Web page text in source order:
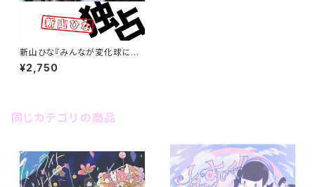
新山ひな『みんなが変化球に走
るので、私、アイドルを独占させ
てもらいます。』(1stAlbum)
¥2,750
同じカテゴリの商品